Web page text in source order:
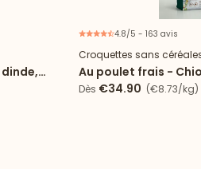
4.8/5 - 163 avis
Croquettes sans
Au poulet frais -
Dès €34.90 (€8.73/kg)